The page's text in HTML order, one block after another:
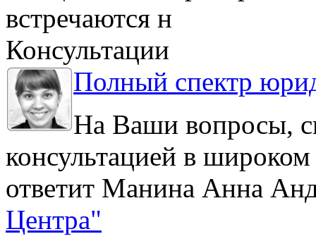
встречаются н
Консультации
Полный спектр
На Ваши вопросы,
консультацией в
ответит Манина Анна
Центра"